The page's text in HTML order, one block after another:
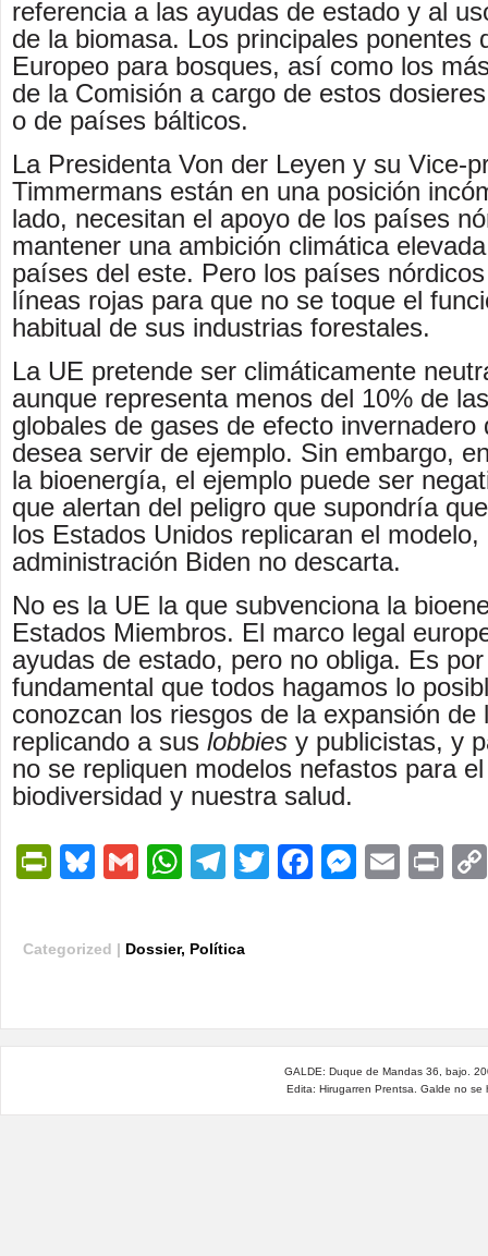
referencia a las ayudas de estado y al
de la biomasa. Los principales ponentes
Europeo para bosques, así como los
de la Comisión a cargo de estos
o de países bálticos.
La Presidenta Von der Leyen y su Vice-
Timmermans están en una posición
lado, necesitan el apoyo de los países
mantener una ambición climática
países del este. Pero los países
líneas rojas para que no se toque el
habitual de sus industrias forestales.
La UE pretende ser climáticamente
aunque representa menos del 10% de
globales de gases de efecto invernadero
desea servir de ejemplo. Sin embargo,
la bioenergía, el ejemplo puede ser
que alertan del peligro que supondría
los Estados Unidos replicaran el
administración Biden no descarta.
No es la UE la que subvenciona la
Estados Miembros. El marco legal
ayudas de estado, pero no obliga. Es
fundamental que todos hagamos lo
conozcan los riesgos de la expansión de
replicando a sus lobbies y publicistas, y
no se repliquen modelos nefastos para
biodiversidad y nuestra salud.
PrintFriendly
Bluesky
GmailWhatsApp
Telegram
TwitterFacebook
Email
Categorized | Dossier, Política
GALDE: Duque de Mandas 36, bajo.
Edita: Hirugarren Prentsa. Galde no